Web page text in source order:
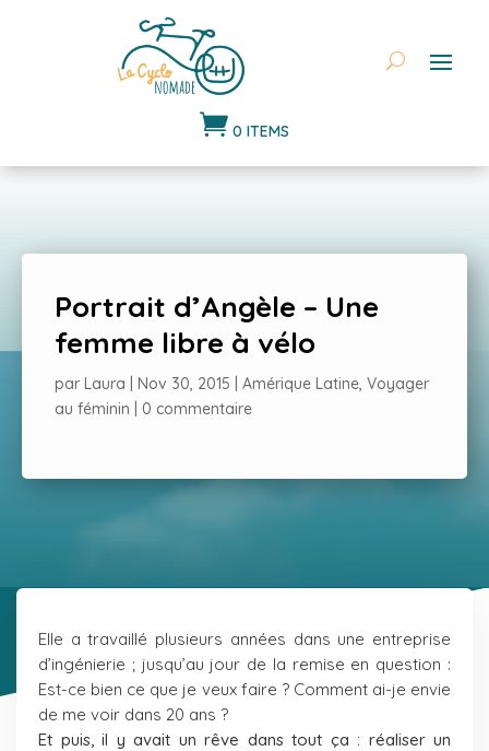
 0 ITEMS
Portrait d’Angèle – Une
femme libre à vélo
par Laura Nov 30, 2015 Amérique Latine, Voyager
au féminin
0 commentaire
Elle a travaillé plusieurs années dans une entreprise
d’ingénierie ; jusqu’au jour de la remise en question :
Est-ce bien ce que je veux faire ? Comment ai-je envie
de me voir dans 20 ans ?
Et puis, il y avait un rêve dans tout ça : réaliser un